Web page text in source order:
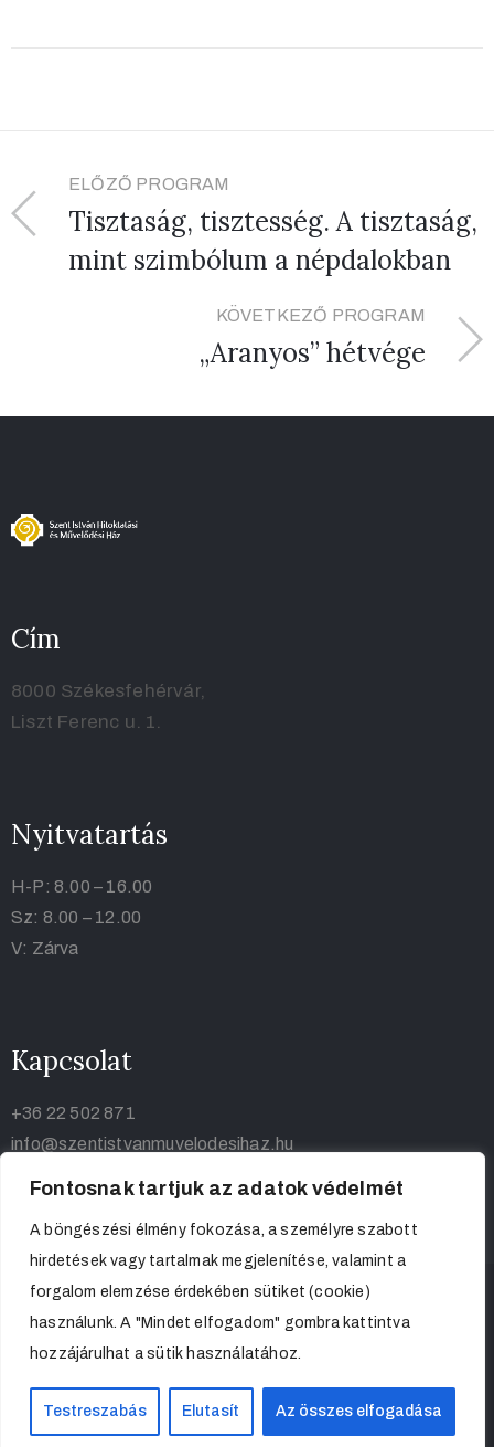
Fontosnak tartjuk az adatok védelmét
A böngészési élmény fokozása, a személyre szabott
hirdetések vagy tartalmak megjelenítése, valamint a
forgalom elemzése érdekében sütiket (cookie)
használunk. A "Mindet elfogadom" gombra kattintva
hozzájárulhat a sütik használatához.
Testreszabás Elutasít Az összes elfogadása
ELŐZŐ PROGRAM
Tisztaság, tisztesség. A tisztaság,
mint szimbólum a népdalokban
KÖVETKEZŐ PROGRAM
„Aranyos” hétvége
Cím
8000 Székesfehérvár,
Liszt Ferenc u. 1.
Nyitvatartás
H-P: 8.00 – 16.00
Sz: 8.00 – 12.00
V: Zárva
Kapcsolat
+36 22 502 871
info@szentistvanmuvelodesihaz.hu
Szent István Művelődési Haz 2023. ©